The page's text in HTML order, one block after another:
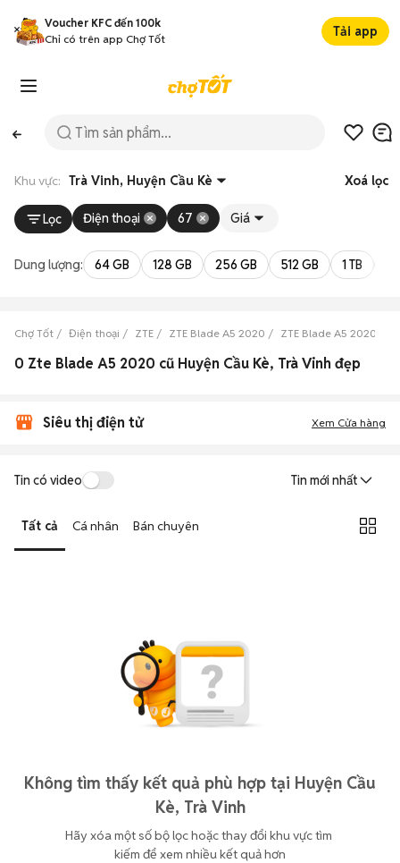
Voucher KFC đến 100k
Chỉ có trên app Chợ Tốt
Tải app
Khu vực: Trà Vinh, Huyện Cầu Kè Xoá lọc
Lọc Điện thoại 67 Giá
Dung lượng: 64 GB 128 GB 256 GB 512 GB 1 TB
Chợ Tốt Điện thoại ZTE ZTE Blade A5 2020 ZTE Blade A5 2020 Trà
0 Zte Blade A5 2020 cũ Huyện Cầu Kè, Trà Vinh đẹp
Siêu thị điện tử Xem Cửa hàng
Tin có video Tin mới nhất
Tất cả Cá nhân Bán chuyên
Không tìm thấy kết quả phù hợp tại Huyện Cầu
Kè, Trà Vinh
Hãy xóa một số bộ lọc hoặc thay đổi khu vực tìm
kiếm để xem nhiều kết quả hơn